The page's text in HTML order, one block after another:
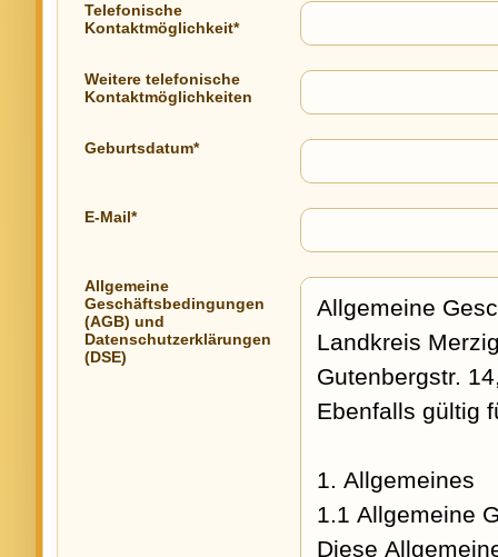
Telefonische
Kontaktmöglichkeit*
Weitere telefonische
Kontaktmöglichkeiten
Geburtsdatum*
E-Mail*
Allgemeine
Geschäftsbedingungen
(AGB) und
Datenschutzerklärungen
(DSE)